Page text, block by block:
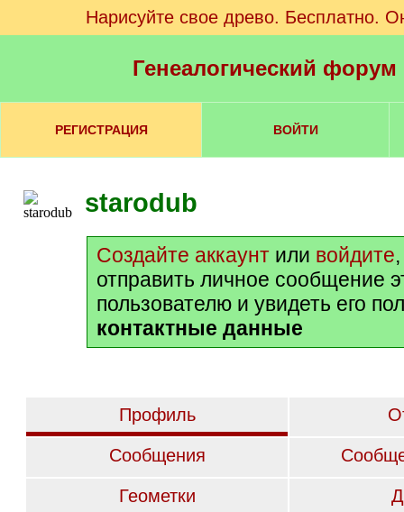
Нарисуйте свое древо. Бесплатно.
Генеалогический
РЕГИСТРАЦИЯ ВОЙТИ
starodub
Создайте аккаунт или войдите
отправить личное сообщение
пользователю и увидеть его
контактные данные
Профиль
Сообщения
Геометки